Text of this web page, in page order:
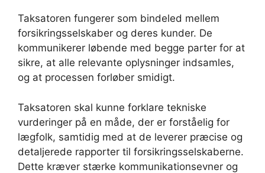
Taksatoren fungerer som bindeled mellem
forsikringsselskaber og deres kunder. De
kommunikerer løbende med begge parter for at
sikre, at alle relevante oplysninger indsamles,
og at processen forløber smidigt.
Taksatoren skal kunne forklare tekniske
vurderinger på en måde, der er forståelig for
lægfolk, samtidig med at de leverer præcise og
detaljerede rapporter til forsikringsselskaberne.
Dette kræver stærke kommunikationsevner og